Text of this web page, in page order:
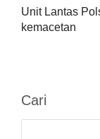
Unit Lantas
kemacetan
Cari